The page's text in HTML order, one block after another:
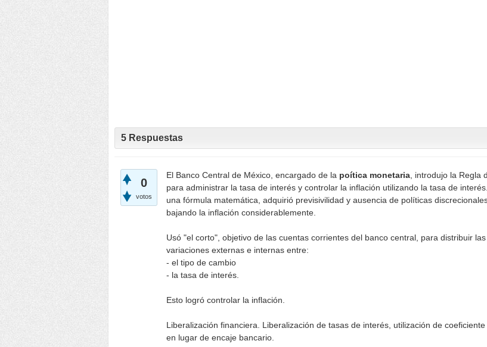
5 Respuestas
0
votos
El Banco Central de México, encargado de la poítica monetaria, introdujo la Regla
para administrar la tasa de interés y controlar la inflación utilizando la tasa de
una fórmula matemática, adquirió previsivilidad y ausencia de políticas
bajando la inflación considerablemente.
Usó "el corto", objetivo de las cuentas corrientes del banco central, para distribuir las
variaciones externas e internas entre:
- el tipo de cambio
- la tasa de interés.
Esto logró controlar la inflación.
Liberalización financiera. Liberalización de tasas de interés, utilización de
en lugar de encaje bancario.